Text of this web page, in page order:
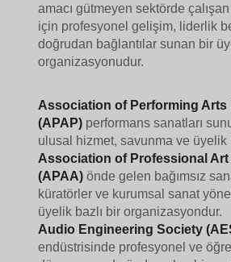
amacı gütmeyen sektörde
için profesyonel gelişim, liderlik
doğrudan bağlantılar sunan bir
organizasyonudur.
Association of Performing
(APAP) performans sanatları
ulusal hizmet, savunma ve üyelik
Association of Professional
(APAA) önde gelen bağımsız
küratörler ve kurumsal sanat
üyelik bazlı bir organizasyondur.
Audio Engineering Society
endüstrisinde profesyonel ve